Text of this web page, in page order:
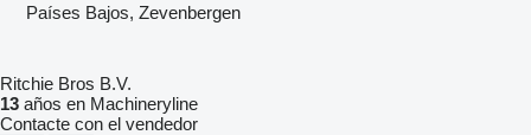
Países Bajos, Zevenbergen
Ritchie Bros B.V.
13 años en Machineryline
Contacte con el vendedor